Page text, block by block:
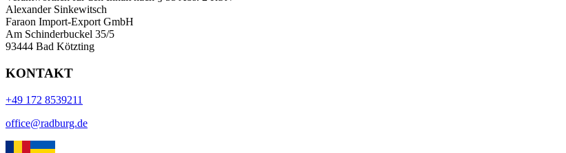
Alexander Sinkewitsch
Faraon Import-Export GmbH
Am Schinderbuckel 35/5
93444 Bad Kötzting
KONTAKT
+49 172 8539211
office@radburg.de